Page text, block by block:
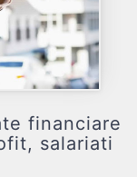
financiare
salariati